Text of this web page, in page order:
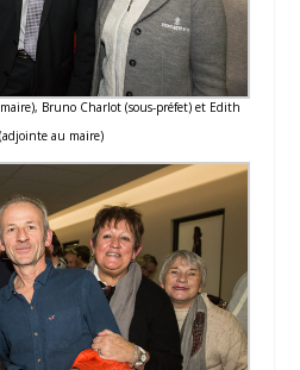
Bruno Charlot (sous-préfet) et Edith
au maire)